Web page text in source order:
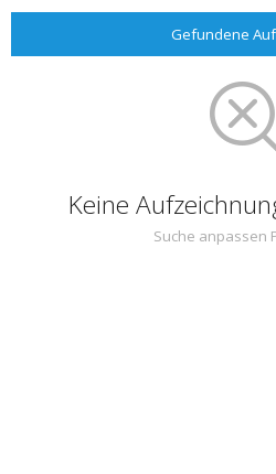
Gefundene
Keine
Suche anpassen